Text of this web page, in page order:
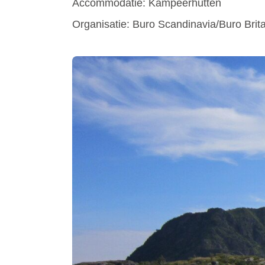
Accommodatie: Kampeerhutten
Organisatie: Buro Scandinavia/Buro